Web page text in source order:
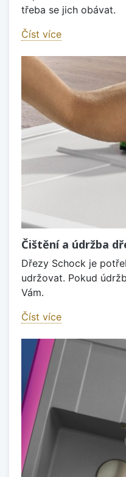
třeba se jich obávat.
Číst více
Čištění a údržba
Dřezy Schock je
udržovat. Pokud
Vám.
Číst více